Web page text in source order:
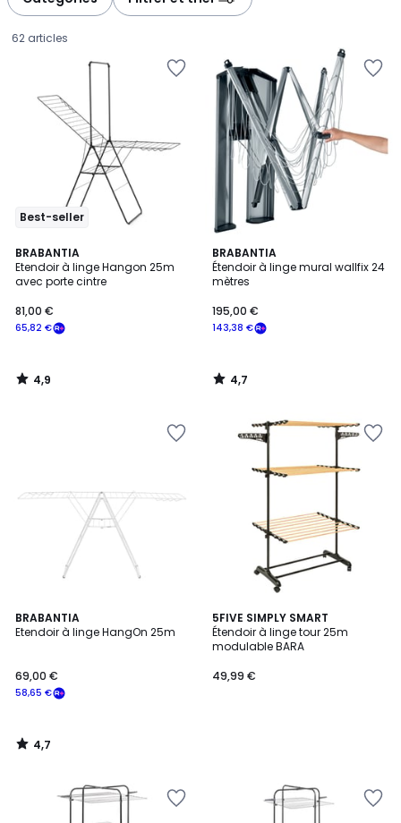
62 articles
Best-seller
BRABANTIA
Etendoir à linge Hangon 25m
avec porte cintre
€
souscrivez
notre
programme
65,82
65,82 €
81,00 €
4,9
/ 5
4,9
/
BRABANTIA
Étendoir à linge mural wallfix 24
mètres
143,38 €
195,00 €
4,7
/ 5
4,7
/
BRABANTIA
Etendoir à linge HangOn 25m
58,65 €
69,00 €
4,7
/ 5
4,7
/
5FIVE SIMPLY SMART
Étendoir à linge tour 25m
modulable BARA
49,99 €